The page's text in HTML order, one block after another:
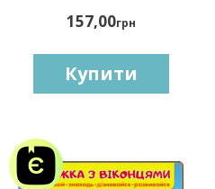
157,00грн
Купити